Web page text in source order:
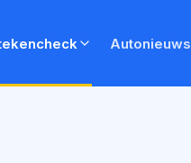
Autonieuws